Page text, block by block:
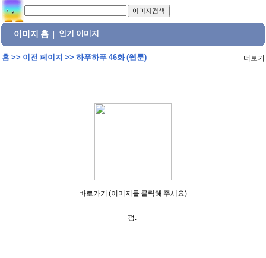
이미지 홈 인기 이미지
홈>> 이전 페이지 >> 하푸하푸 46화 (웹툰) 더보기
바로가기 (이미지를 클릭해 주세요)
펌: